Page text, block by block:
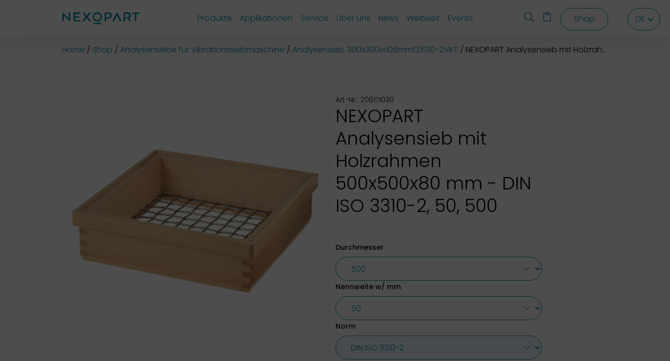
DE DE
Produkte Applikationen Service Über uns News Weltweit Events Shop DE
Home Shop Analysensiebe für Vibrationssiebmaschine Analysensieb, 300x300w106mmQ3310-2VKT NEXOPART Analysensieb mit Holzrahmen 500x500x80 mm
Art-Nr.: 206171030
NEXOPART
Analysensieb mit
Holzrahmen
500x500x80 mm - DIN
ISO 3310-2, 50, 500
Durchmesser
Nennweite w/ mm
Norm